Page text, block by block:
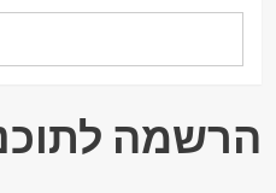
ומשלוח
הרשמה